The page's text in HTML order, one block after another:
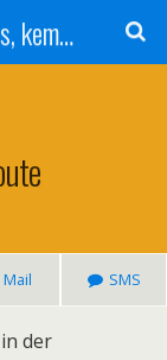
Leiputrija - atpūtas komplekss, kempings, viesu nams pie Rīgas / Camping, caravan site, bed and breakfast near Riga / Camping, caravanas, bungalows Letonia / Campingplatz, Caravanpark, Zimmer in Lettland / Kемпинг и гостевой дом к Риги
Mail SMS
der